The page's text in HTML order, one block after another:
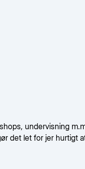
undervisning
det let for jer hurtigt